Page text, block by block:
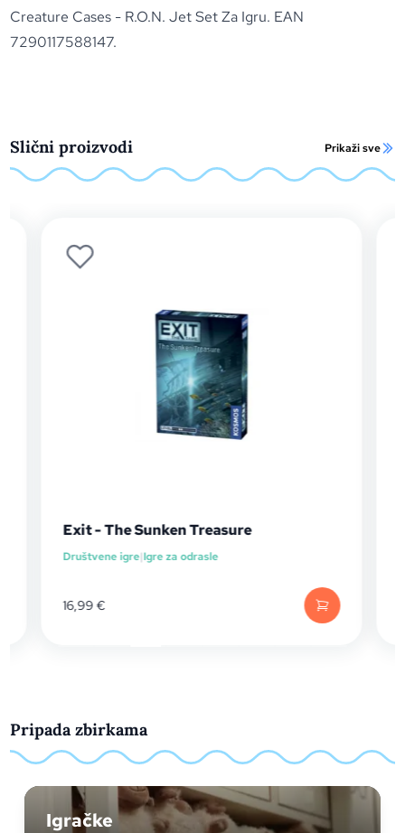
Creature Cases - R.O.N. Jet Set Za Igru. EAN
7290117588147.
Slični proizvodi Prikaži sve
Exit - The Sunken Treasure
Društvene igre|Igre za odrasle
16,99€
Pripada zbirkama
Igračke